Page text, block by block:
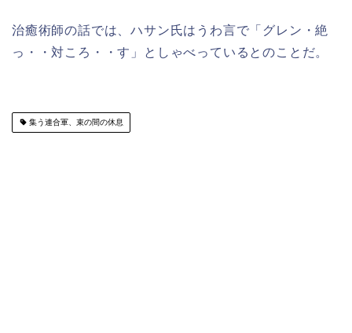
治癒術師の話では、ハサン氏はうわ言で「グレン・絶
っ・・対ころ・・す」としゃべっているとのことだ。
集う連合軍、束の間の休息